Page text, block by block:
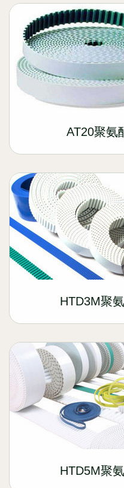
AT20聚氨
HTD3M聚
HTD5M聚